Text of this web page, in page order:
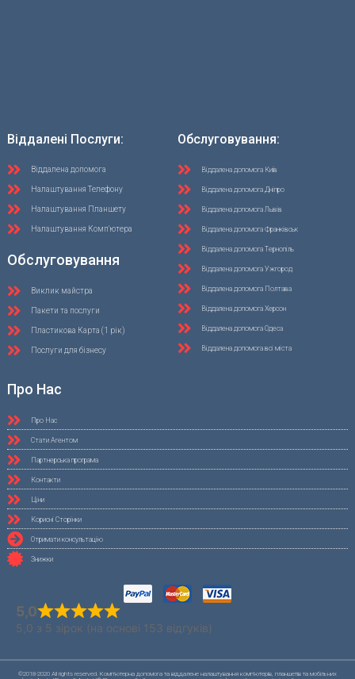
Віддалені Послуги:
Віддалена допомога
Налаштування Телефону
Налаштування Планшету
Налаштування Комп'ютера
Обслуговування
Виклик майстра
Пакети та послуги
Пластикова Карта (1 рік)
Послуги для бізнесу
Обслуговування:
Віддалена допомога Київ
Віддалена допомога Дніпро
Віддалена допомога Львів
Віддалена допомога Франківськ
Віддалена допомога Тернопіль
Віддалена допомога Ужгород
Віддалена допомога Полтава
Віддалена допомога Херсон
Віддалена допомога Одеса
Віддалена допомога всі міста
Про Нас
Про Нас
Стати Агентом
Партнерська програма
Контакти
Ціни
Корисні Сторінки
Отримати консультацію
Знижки
5,0
5,0 з 5 зірок (на основі 153 відгуків)
©2018-2020 All rights reserved. Комп'ютерна допомога та віддалене налаштування комп'ютерів, планшетів та мобільних